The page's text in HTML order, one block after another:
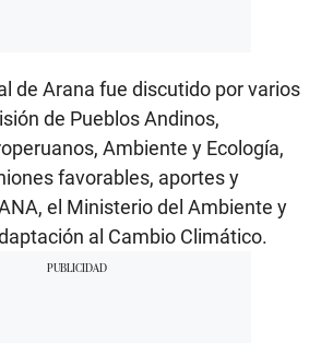
de Arana fue discutido por varios
de Pueblos Andinos,
Ambiente y Ecología,
favorables, aportes y
el Ministerio del Ambiente y
al Cambio Climático.